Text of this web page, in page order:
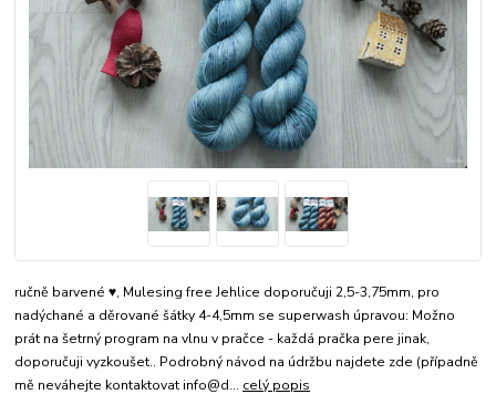
ručně barvené ♥, Mulesing free Jehlice doporučuji 2,5-3,75mm, pro
nadýchané a děrované šátky 4-4,5mm se superwash úpravou: Možno
prát na šetrný program na vlnu v pračce - každá pračka pere jinak,
doporučuji vyzkoušet.. Podrobný návod na údržbu najdete zde (případně
mě neváhejte kontaktovat info@d... celý popis